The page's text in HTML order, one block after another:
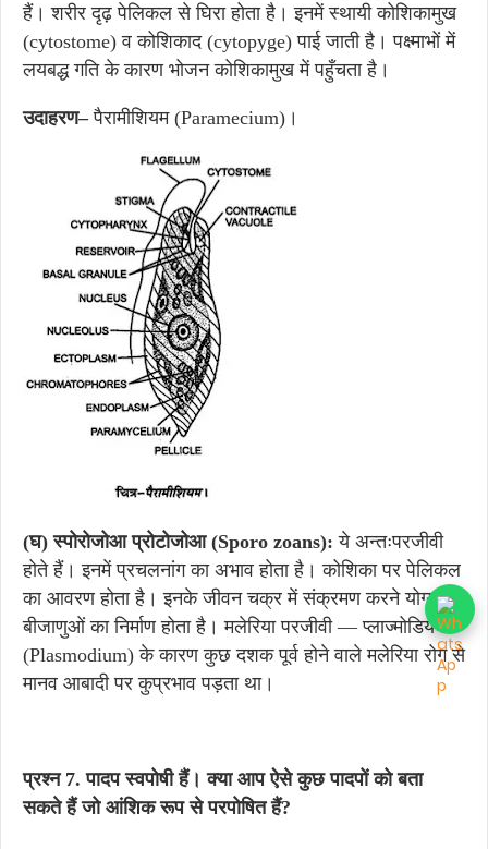
हैं। शरीर दृढ़ पेलिकल से घिरा होता है। इनमें स्थायी कोशिकामुख
(cytostome) व कोशिकाद (cytopyge) पाई जाती है। पक्ष्माभों में
लयबद्ध गति के कारण भोजन कोशिकामुख में पहुँचता है।
उदाहरण–पैरामीशियम (Paramecium)।
(घ) स्पोरोजोआ प्रोटोजोआ (Sporo zoans): ये अन्तःपरजीवी
होते हैं। इनमें प्रचलनांग का अभाव होता है। कोशिका पर पेलिकल
का आवरण होता है। इनके जीवन चक्र में संक्रमण करने योग्य
बीजाणुओं का निर्माण होता है। मलेरिया परजीवी — प्लाज्मोडियम
(Plasmodium) के कारण कुछ दशक पूर्व होने वाले मलेरिया रोग से
मानव आबादी पर कुप्रभाव पड़ता था।
प्रश्न 7. पादप स्वपोषी हैं। क्या आप ऐसे कुछ पादपों को बता
सकते हैं जो आंशिक रूप से परपोषित हैं?